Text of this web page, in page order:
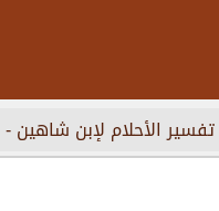
تفسير الأحلام لإبن شاهين-